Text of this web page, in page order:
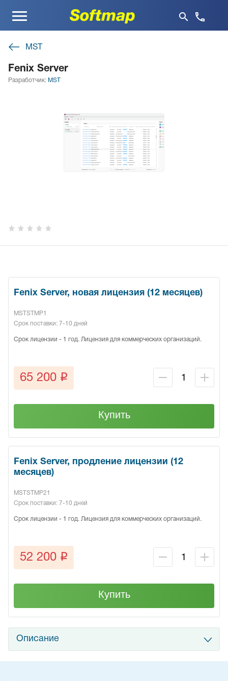
Меню
MST
Fenix Server
Разработчик: MST
Fenix Server, новая лицензия (12 месяцев)
MSTSTMP1
Срок поставки: 7-10 дней
Срок лицензии - 1 год. Лицензия для коммерческих организаций.
65 200 q
Купить
Fenix Server, продление лицензии (12
месяцев)
MSTSTMP21
Срок поставки: 7-10 дней
Срок лицензии - 1 год. Лицензия для коммерческих организаций.
52 200 q
Купить
Описание